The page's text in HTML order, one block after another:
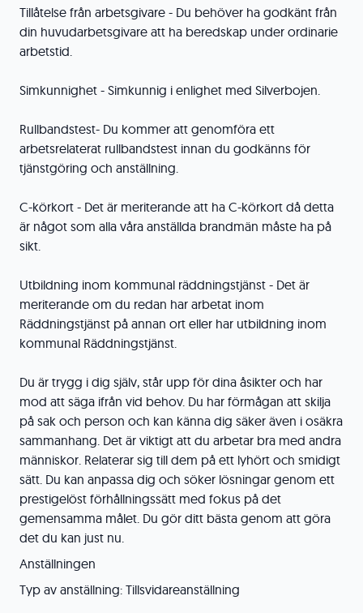
Tillåtelse från arbetsgivare - Du behöver ha godkänt från
din huvudarbetsgivare att ha beredskap under ordinarie
arbetstid.
Simkunnighet - Simkunnig i enlighet med Silverbojen.
Rullbandstest- Du kommer att genomföra ett
arbetsrelaterat rullbandstest innan du godkänns för
tjänstgöring och anställning.
C-körkort - Det är meriterande att ha C-körkort då detta
är något som alla våra anställda brandmän måste ha på
sikt.
Utbildning inom kommunal räddningstjänst - Det är
meriterande om du redan har arbetat inom
Räddningstjänst på annan ort eller har utbildning inom
kommunal Räddningstjänst.
Du är trygg i dig själv, står upp för dina åsikter och har
mod att säga ifrån vid behov. Du har förmågan att skilja
på sak och person och kan känna dig säker även i osäkra
sammanhang. Det är viktigt att du arbetar bra med andra
människor. Relaterar sig till dem på ett lyhört och smidigt
sätt. Du kan anpassa dig och söker lösningar genom ett
prestigelöst förhållningssätt med fokus på det
gemensamma målet. Du gör ditt bästa genom att göra
det du kan just nu.
Anställningen
Typ av anställning: Tillsvidareanställning